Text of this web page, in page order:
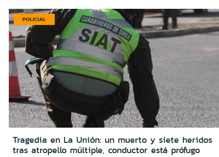
POLICIAL
Tragedia en La Unión: un muerto y siete heridos
tras atropello múltiple, conductor está prófugo